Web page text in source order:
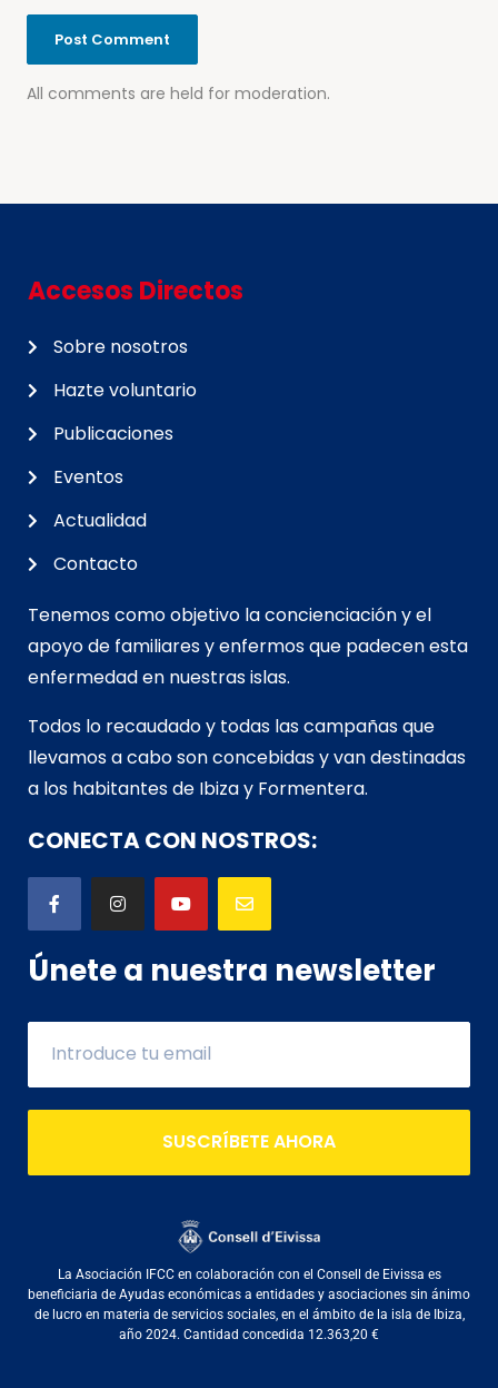
All comments are held for moderation.
Accesos Directos
Sobre nosotros
Hazte voluntario
Publicaciones
Eventos
Actualidad
Contacto
Tenemos como objetivo la concienciación y el
apoyo de familiares y enfermos que padecen esta
enfermedad en nuestras islas.
Todos lo recaudado y todas las campañas que
llevamos a cabo son concebidas y van destinadas
a los habitantes de Ibiza y Formentera.
CONECTA CON NOSTROS:
Únete a nuestra newsletter
SUSCRÍBETE AHORA
La Asociación IFCC en colaboración con el Consell de Eivissa es
beneficiaria de Ayudas económicas a entidades y asociaciones sin ánimo
de lucro en materia de servicios sociales, en el ámbito de la isla de Ibiza,
año 2024. Cantidad concedida 12.363,20 €